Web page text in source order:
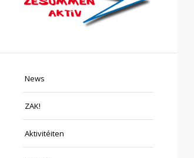
News
ZAK!
Aktivitéiten